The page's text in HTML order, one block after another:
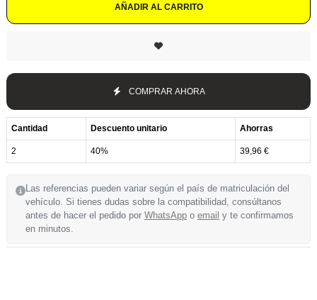
AÑADIR AL CARRITO
COMPRAR AHORA
Cantidad Descuento unitario Ahorras
2 40% 39,96 €
Las referencias pueden variar según el país de matriculación del
vehículo. Si tienes dudas sobre la compatibilidad, consúltanos
antes de hacer el pedido por WhatsApp o email y te confirmamos
en minutos.